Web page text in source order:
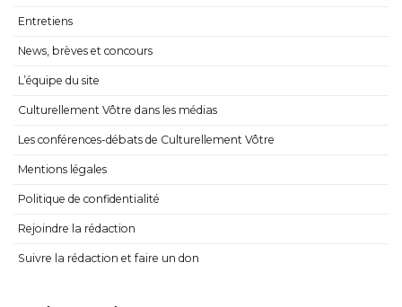
Entretiens
News, brèves et concours
L’équipe du site
Culturellement Vôtre dans les médias
Les conférences-débats de Culturellement Vôtre
Mentions légales
Politique de confidentialité
Rejoindre la rédaction
Suivre la rédaction et faire un don